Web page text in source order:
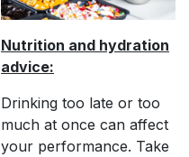
Nutrition and hydration
advice:
Drinking too late or too
much at once can affect
your performance. Take